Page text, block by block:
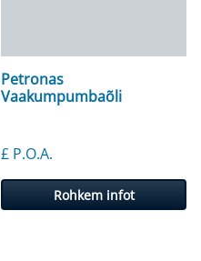
Petronas
Vaakumpumbaõli
£ P.O.A.
Rohkem infot